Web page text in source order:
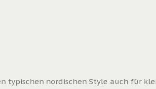
typischen nordischen Style auch für